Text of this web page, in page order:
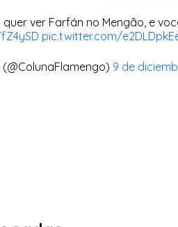
quer ver Farfán no Mengão, e
pic.twitter.com/
9 de